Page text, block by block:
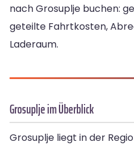
nach Grosuplje buchen:
geteilte Fahrtkosten,
Laderaum.
Grosuplje im Überblick
Grosuplje liegt in der